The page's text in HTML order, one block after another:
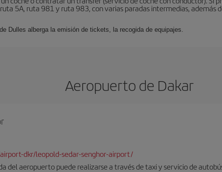
5A, ruta 981 y ruta 983, con varias paradas intermedias, además
Dulles alberga la emisión de tickets, la recogida de equipajes.
Aeropuerto de Dakar
dkr/leopold-sedar-senghor-airport/
del aeropuerto puede realizarse a través de taxi y servicio de